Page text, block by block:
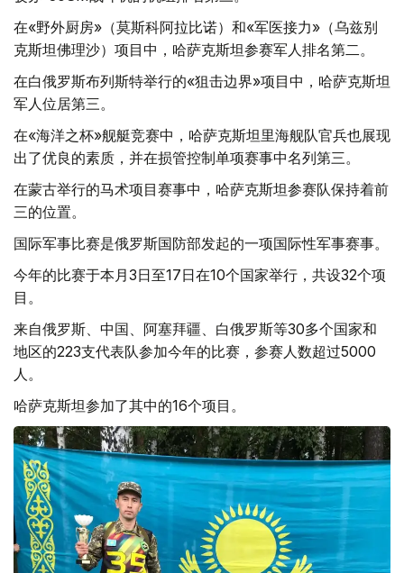
在«野外厨房»（莫斯科阿拉比诺）和«军医接力»（乌兹别
克斯坦佛理沙）项目中，哈萨克斯坦参赛军人排名第二。
在白俄罗斯布列斯特举行的«狙击边界»项目中，哈萨克斯坦
军人位居第三。
在«海洋之杯»舰艇竞赛中，哈萨克斯坦里海舰队官兵也展现
出了优良的素质，并在损管控制单项赛事中名列第三。
在蒙古举行的马术项目赛事中，哈萨克斯坦参赛队保持着前
三的位置。
国际军事比赛是俄罗斯国防部发起的一项国际性军事赛事。
今年的比赛于本月3日至17日在10个国家举行，共设32个项
目。
来自俄罗斯、中国、阿塞拜疆、白俄罗斯等30多个国家和
地区的223支代表队参加今年的比赛，参赛人数超过5000
人。
哈萨克斯坦参加了其中的16个项目。